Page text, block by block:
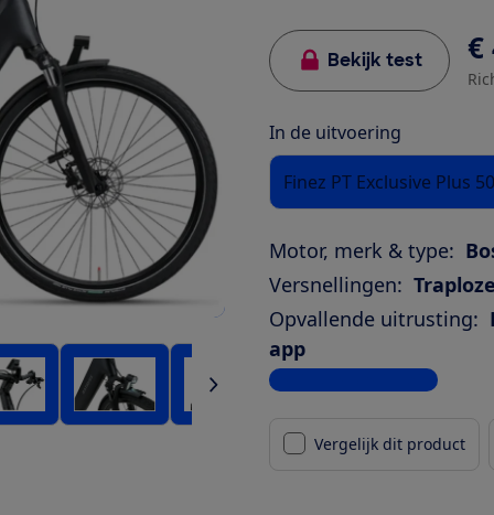
Bekijk test €
In de uitvoering
Finez PT Exclusive Plus
Motor, merk & type:
Versnellingen:
Opvallende uitrusting:
app
Bekijk alle specificaties
Vergelijk dit product